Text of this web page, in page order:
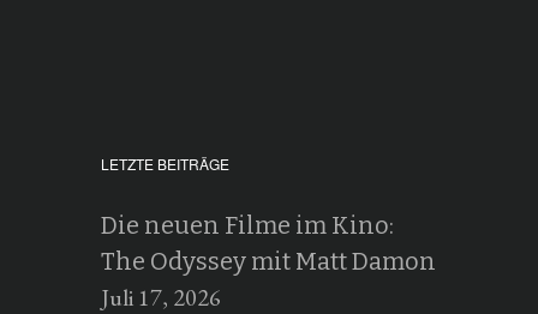
LETZTE BEITRÄGE
Die neuen Filme im Kino:
The Odyssey mit Matt Damon
Juli 17, 2026